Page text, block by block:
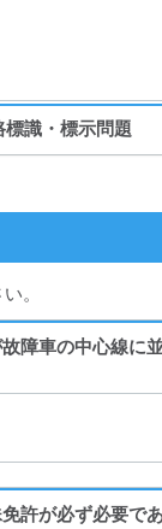
標識・標示問題
。
障車の中心線に
許が必ず必要で